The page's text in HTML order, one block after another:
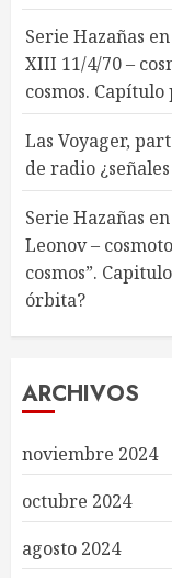
Serie Hazañas
XIII 11/4/70 –
cosmos.
Las Voyager,
de radio
Serie Hazañas
Leonov –
cosmos”.
órbita?
ARCHIVOS
noviembre 2024
octubre 2024
agosto 2024